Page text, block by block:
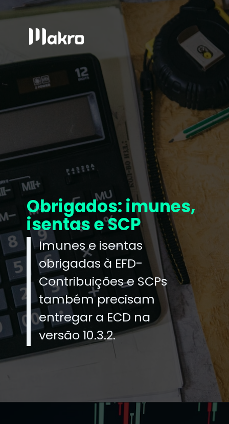
Obrigados: imunes,
isentas e SCP
Imunes e isentas
obrigadas à EFD-
Contribuições e SCPs
também precisam
entregar a ECD na
versão 10.3.2.